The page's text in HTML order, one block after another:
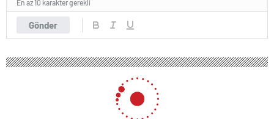
Gönder
En az 10 karakter gerekli
Gaziantep’te 53 Çiftin Nikahı 14